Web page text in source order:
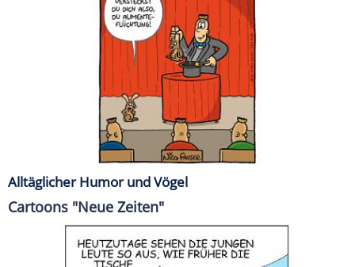
Alltäglicher Humor und Vögel
Cartoons "Neue Zeiten"